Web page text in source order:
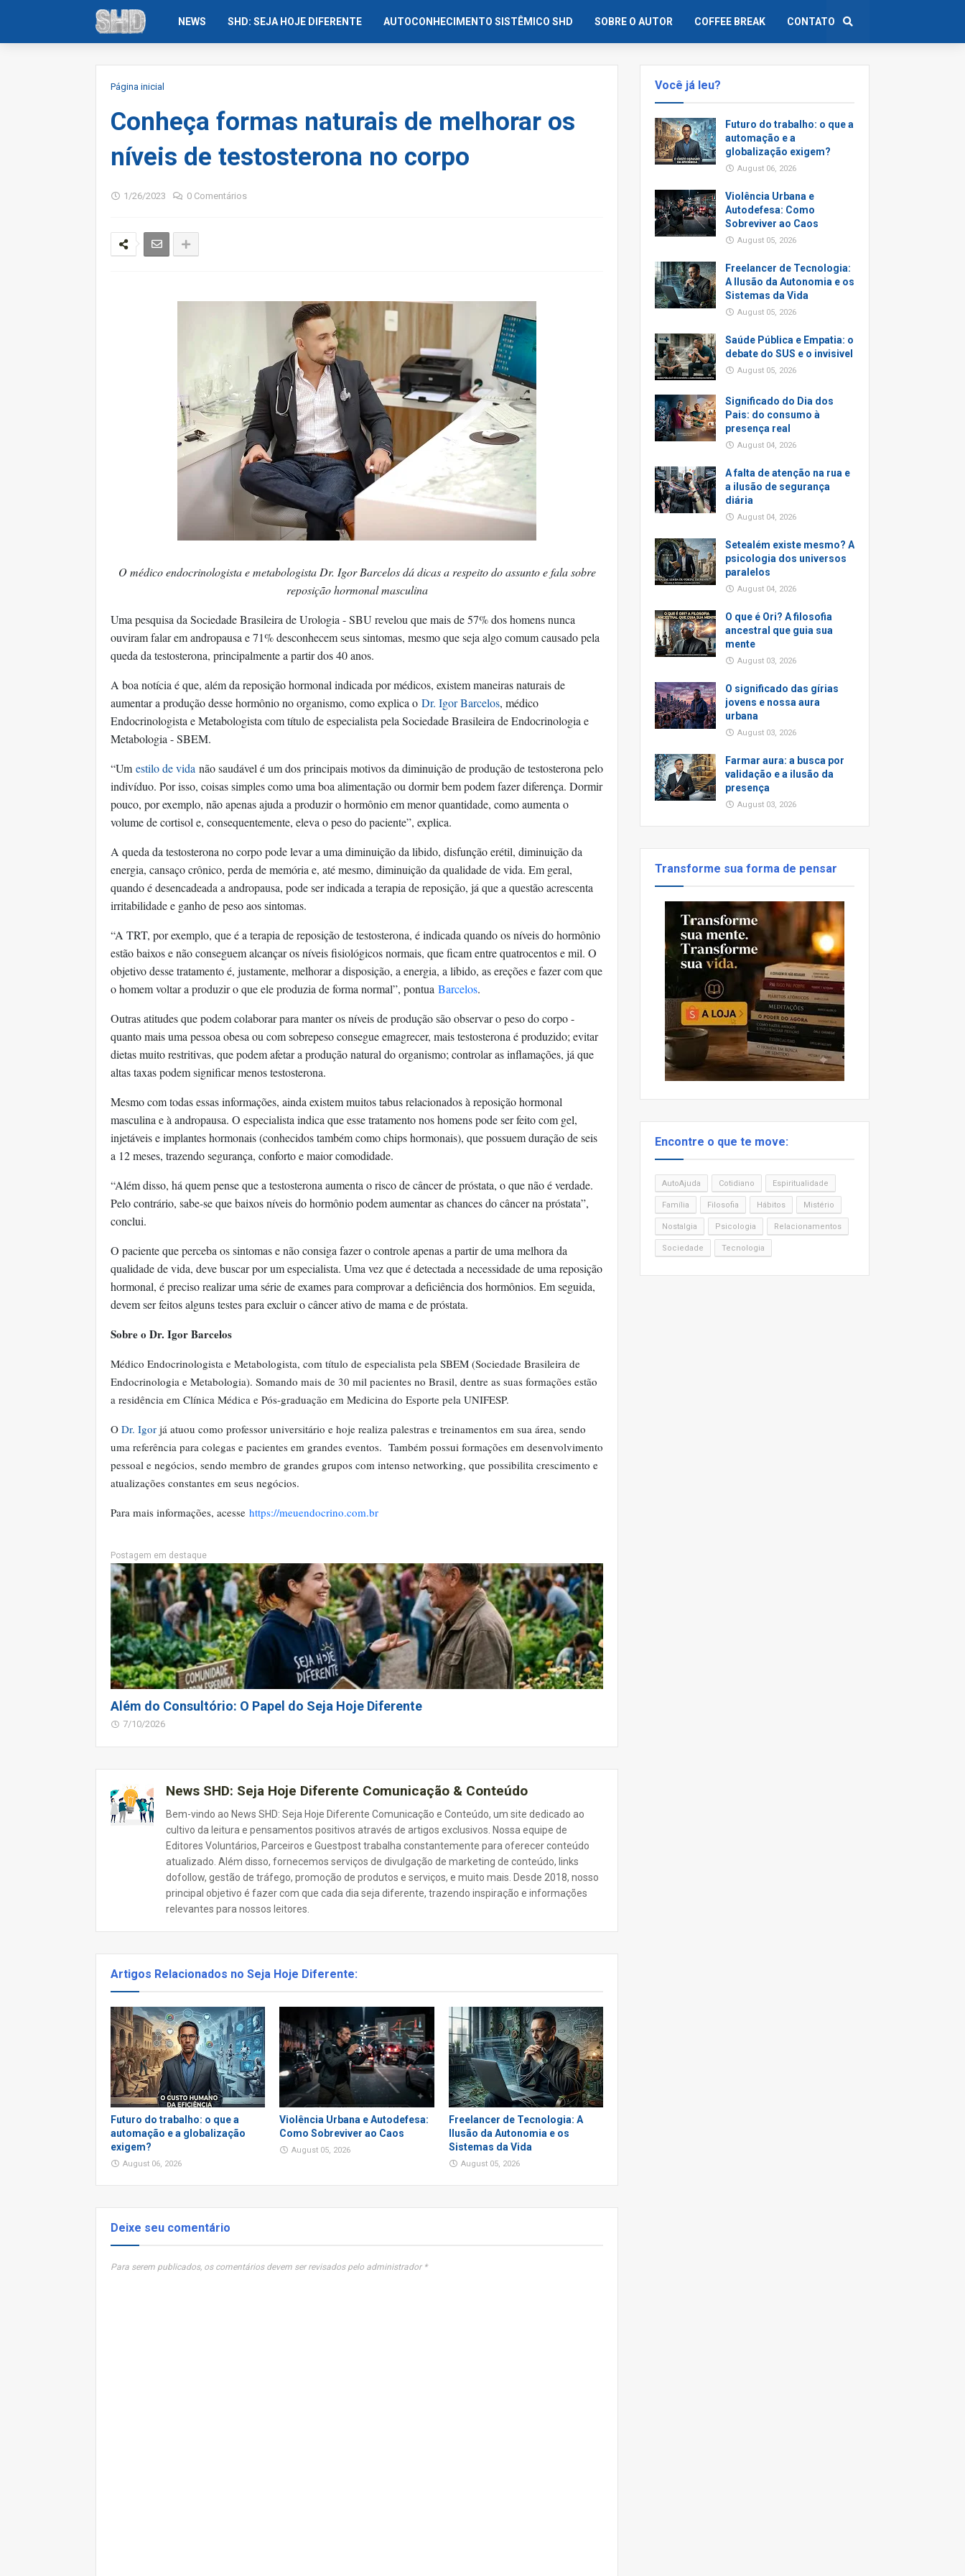
NEWS SHD: SEJA HOJE DIFERENTE AUTOCONHECIMENTO SISTÊMICO SHD SOBRE O AUTOR COFFEE BREAK CONTATO
Página inicial
Conheça formas naturais de melhorar os
níveis de testosterona no corpo
1/26/2023 0 Comentários
O médico endocrinologista e metabologista Dr. Igor Barcelos dá dicas a respeito do assunto e fala sobre
reposição hormonal masculina
Uma pesquisa da Sociedade Brasileira de Urologia - SBU revelou que mais de 57% dos homens nunca
ouviram falar em andropausa e 71% desconhecem seus sintomas, mesmo que seja algo comum causado pela
queda da testosterona, principalmente a partir dos 40 anos.
A boa notícia é que, além da reposição hormonal indicada por médicos, existem maneiras naturais de
aumentar a produção desse hormônio no organismo, como explica o Dr. Igor Barcelos, médico
Endocrinologista e Metabologista com título de especialista pela Sociedade Brasileira de Endocrinologia e
Metabologia - SBEM.
“Um estilo de vida não saudável é um dos principais motivos da diminuição de produção de testosterona pelo
indivíduo. Por isso, coisas simples como uma boa alimentação ou dormir bem podem fazer diferença. Dormir
pouco, por exemplo, não apenas ajuda a produzir o hormônio em menor quantidade, como aumenta o
volume de cortisol e, consequentemente, eleva o peso do paciente”, explica.
A queda da testosterona no corpo pode levar a uma diminuição da libido, disfunção erétil, diminuição da
energia, cansaço crônico, perda de memória e, até mesmo, diminuição da qualidade de vida. Em geral,
quando é desencadeada a andropausa, pode ser indicada a terapia de reposição, já que a questão acrescenta
irritabilidade e ganho de peso aos sintomas.
“A TRT, por exemplo, que é a terapia de reposição de testosterona, é indicada quando os níveis do hormônio
estão baixos e não conseguem alcançar os níveis fisiológicos normais, que ficam entre quatrocentos e mil. O
objetivo desse tratamento é, justamente, melhorar a disposição, a energia, a libido, as ereções e fazer com que
o homem voltar a produzir o que ele produzia de forma normal”, pontua Barcelos.
Outras atitudes que podem colaborar para manter os níveis de produção são observar o peso do corpo -
quanto mais uma pessoa obesa ou com sobrepeso consegue emagrecer, mais testosterona é produzido; evitar
dietas muito restritivas, que podem afetar a produção natural do organismo; controlar as inflamações, já que
altas taxas podem significar menos testosterona.
Mesmo com todas essas informações, ainda existem muitos tabus relacionados à reposição hormonal
masculina e à andropausa. O especialista indica que esse tratamento nos homens pode ser feito com gel,
injetáveis e implantes hormonais (conhecidos também como chips hormonais), que possuem duração de seis
a 12 meses, trazendo segurança, conforto e maior comodidade.
“Além disso, há quem pense que a testosterona aumenta o risco de câncer de próstata, o que não é verdade.
Pelo contrário, sabe-se que baixos níveis do hormônio podem aumentar as chances do câncer na próstata”,
conclui.
O paciente que perceba os sintomas e não consiga fazer o controle apenas a partir de uma melhora da
qualidade de vida, deve buscar por um especialista. Uma vez que é detectada a necessidade de uma reposição
hormonal, é preciso realizar uma série de exames para comprovar a deficiência dos hormônios. Em seguida,
devem ser feitos alguns testes para excluir o câncer ativo de mama e de próstata.
Sobre o Dr. Igor Barcelos
Médico Endocrinologista e Metabologista, com título de especialista pela SBEM (Sociedade Brasileira de
Endocrinologia e Metabologia). Somando mais de 30 mil pacientes no Brasil, dentre as suas formações estão
a residência em Clínica Médica e Pós-graduação em Medicina do Esporte pela UNIFESP.
O Dr. Igor já atuou como professor universitário e hoje realiza palestras e treinamentos em sua área, sendo
uma referência para colegas e pacientes em grandes eventos. Também possui formações em desenvolvimento
pessoal e negócios, sendo membro de grandes grupos com intenso networking, que possibilita crescimento e
atualizações constantes em seus negócios.
Para mais informações, acesse https://meuendocrino.com.br
Postagem em destaque
Além do Consultório: O Papel do Seja Hoje Diferente
7/10/2026
News SHD: Seja Hoje Diferente Comunicação & Conteúdo
Bem-vindo ao News SHD: Seja Hoje Diferente Comunicação e Conteúdo, um site dedicado ao
cultivo da leitura e pensamentos positivos através de artigos exclusivos. Nossa equipe de
Editores Voluntários, Parceiros e Guestpost trabalha constantemente para oferecer conteúdo
atualizado. Além disso, fornecemos serviços de divulgação de marketing de conteúdo, links
dofollow, gestão de tráfego, promoção de produtos e serviços, e muito mais. Desde 2018, nosso
principal objetivo é fazer com que cada dia seja diferente, trazendo inspiração e informações
relevantes para nossos leitores.
Artigos Relacionados no Seja Hoje Diferente:
Futuro do trabalho: o que a
automação e a globalização
exigem?
August 06, 2026
Violência Urbana e Autodefesa:
Como Sobreviver ao Caos
August 05, 2026
Freelancer de Tecnologia: A
Ilusão da Autonomia e os
Sistemas da Vida
August 05, 2026
Deixe seu comentário
Para serem publicados, os comentários devem ser revisados pelo administrador *
Você já leu?
Futuro do trabalho: o que a
automação e a
globalização exigem?
August 06, 2026
Violência Urbana e
Autodefesa: Como
Sobreviver ao Caos
August 05, 2026
Freelancer de Tecnologia:
A Ilusão da Autonomia e os
Sistemas da Vida
August 05, 2026
Saúde Pública e Empatia: o
debate do SUS e o invisivel
August 05, 2026
Significado do Dia dos
Pais: do consumo à
presença real
August 04, 2026
A falta de atenção na rua e
a ilusão de segurança
diária
August 04, 2026
Setealém existe mesmo? A
psicologia dos universos
paralelos
August 04, 2026
O que é Ori? A filosofia
ancestral que guia sua
mente
August 03, 2026
O significado das gírias
jovens e nossa aura
urbana
August 03, 2026
Farmar aura: a busca por
validação e a ilusão da
presença
August 03, 2026
Transforme sua forma de pensar
Encontre o que te move:
AutoAjuda Cotidiano Espiritualidade
Família Filosofia Hábitos Mistério
Nostalgia Psicologia Relacionamentos
Sociedade Tecnologia